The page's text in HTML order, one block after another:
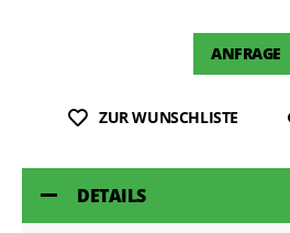
ANFRAGE
ZUR WUNSCHLISTE
DETAILS